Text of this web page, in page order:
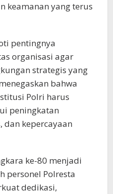
keamanan yang terus
pentingnya
organisasi agar
strategis yang
bahwa
Polri harus
peningkatan
kepercayaan
ke-80 menjadi
personel Polresta
dedikasi,